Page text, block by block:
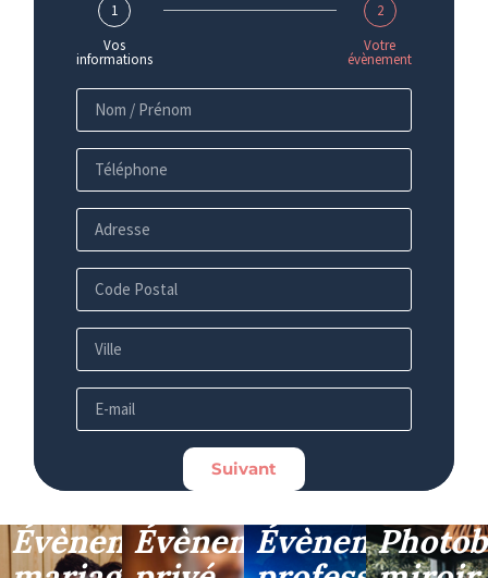
1
Vos
informations
2
Votre
évènement
Suivant
ÉvènementÉvènementÉvènement